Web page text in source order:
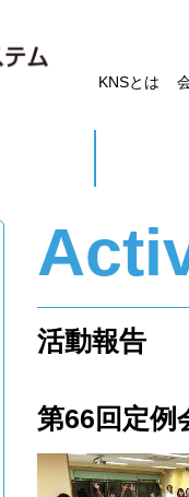
KNSとは
活動報告
第66回定例